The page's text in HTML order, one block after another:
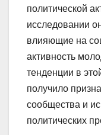
политической
исследовании
влияющие на
активность
тенденции в
получило
сообщества и
политических